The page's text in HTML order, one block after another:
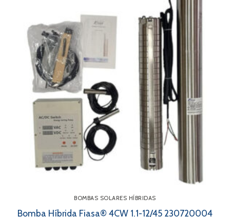
BOMBAS SOLARES HÍBRIDAS
Bomba Híbrida Fiasa® 4CW 1.1-12/45 230720004